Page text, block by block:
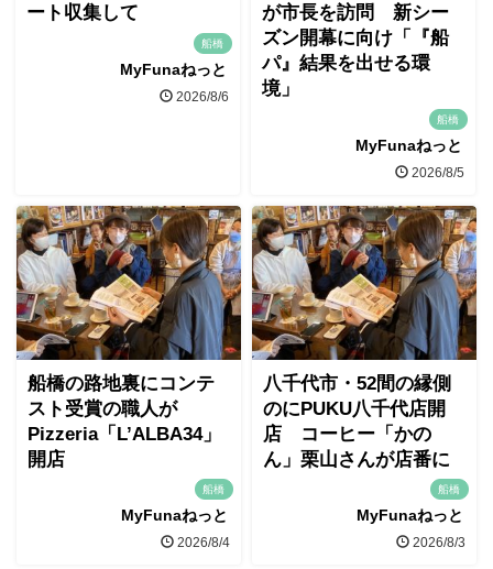
ート収集して
船橋
MyFunaねっと
2026/8/6
が市長を訪問 新シー
ズン開幕に向け「『船
パ』結果を出せる環
境」
船橋
MyFunaねっと
2026/8/5
船橋の路地裏にコンテ
スト受賞の職人が
Pizzeria「L’ALBA34」
開店
船橋
MyFunaねっと
2026/8/4
八千代市・52間の縁側
のにPUKU八千代店開
店 コーヒー「かの
ん」栗山さんが店番に
船橋
MyFunaねっと
2026/8/3